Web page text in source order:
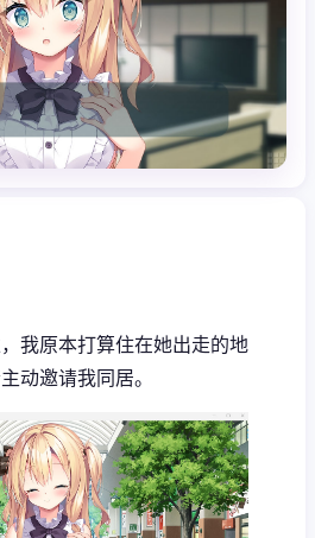
我原本打算住在她出走的地
动邀请我同居。